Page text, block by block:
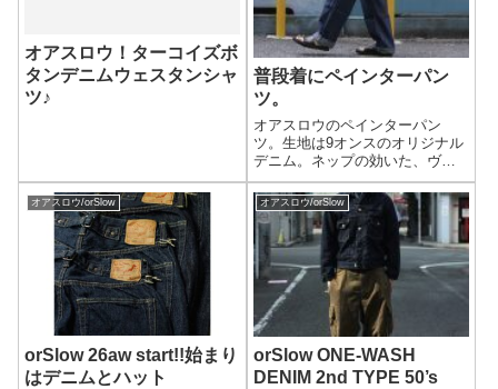
オアスロウ！ターコイズボ
タンデニムウェスタンシャ
ツ♪
普段着にペインターパン
ツ。
オアスロウのペインターパン
ツ。生地は9オンスのオリジナル
デニム。ネップの効いた、ヴィ
ンテージさながらの厳選された
オアスロウの研究と知識が詰ま
ったライトデニム。ワンウォッ
シュで洗ってあるのではじめか
らドライな質感で柔らかいのも
いい感じ。一日中着ても楽で
す。
オアスロウ/orSlow
orSlow 26aw start!!始まり
はデニムとハット
オアスロウ/orSlow
orSlow ONE-WASH
DENIM 2nd TYPE 50’s